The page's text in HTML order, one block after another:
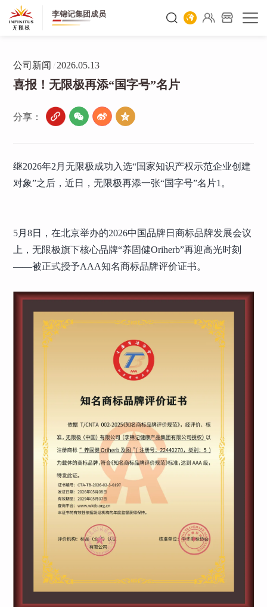
李锦记集团成员
公司新闻 /2026.05.13
喜报！无限极再添“国字号”名片
分享：
继2026年2月无限极成功入选“国家知识产权示范企业创建
对象”之后，近日，无限极再添一张“国字号”名片1。
5月8日，在北京举办的2026中国品牌日商标品牌发展会议
上，无限极旗下核心品牌“养固健Oriherb”再迎高光时刻
——被正式授予AAA知名商标品牌评价证书。